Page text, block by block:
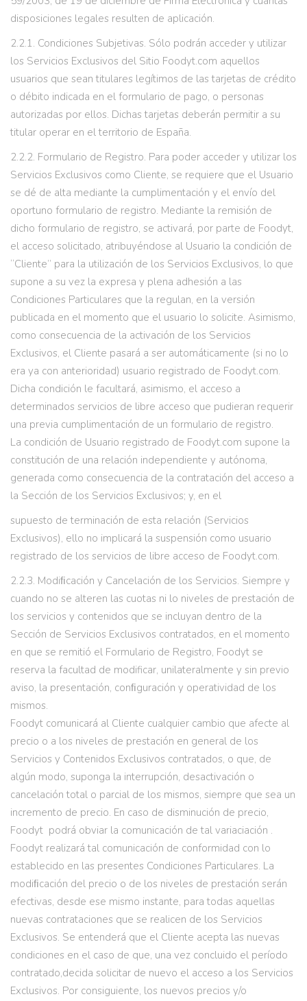
disposiciones legales resulten de aplicación.
2.2.1. Condiciones Subjetivas. Sólo podrán acceder y utilizar
los Servicios Exclusivos del Sitio Foodyt.com aquellos
usuarios que sean titulares legítimos de las tarjetas de crédito
o débito indicada en el formulario de pago, o personas
autorizadas por ellos. Dichas tarjetas deberán permitir a su
titular operar en el territorio de España.
2.2.2. Formulario de Registro. Para poder acceder y utilizar los
Servicios Exclusivos como Cliente, se requiere que el Usuario
se dé de alta mediante la cumplimentación y el envío del
oportuno formulario de registro. Mediante la remisión de
dicho formulario de registro, se activará, por parte de Foodyt,
el acceso solicitado, atribuyéndose al Usuario la condición de
“Cliente” para la utilización de los Servicios Exclusivos, lo que
supone a su vez la expresa y plena adhesión a las
Condiciones Particulares que la regulan, en la versión
publicada en el momento que el usuario lo solicite. Asimismo,
como consecuencia de la activación de los Servicios
Exclusivos, el Cliente pasará a ser automáticamente (si no lo
era ya con anterioridad) usuario registrado de Foodyt.com.
Dicha condición le facultará, asimismo, el acceso a
determinados servicios de libre acceso que pudieran requerir
una previa cumplimentación de un formulario de registro.
La condición de Usuario registrado de Foodyt.com supone la
constitución de una relación independiente y autónoma,
generada como consecuencia de la contratación del acceso a
la Sección de los Servicios Exclusivos; y, en el
supuesto de terminación de esta relación (Servicios
Exclusivos), ello no implicará la suspensión como usuario
registrado de los servicios de libre acceso de Foodyt.com.
2.2.3. Modiﬁcación y Cancelación de los Servicios. Siempre y
cuando no se alteren las cuotas ni lo niveles de prestación de
los servicios y contenidos que se incluyan dentro de la
Sección de Servicios Exclusivos contratados, en el momento
en que se remitió el Formulario de Registro, Foodyt se
reserva la facultad de modificar, unilateralmente y sin previo
aviso, la presentación, conﬁguración y operatividad de los
mismos.
Foodyt comunicará al Cliente cualquier cambio que afecte al
precio o a los niveles de prestación en general de los
Servicios y Contenidos Exclusivos contratados, o que, de
algún modo, suponga la interrupción, desactivación o
cancelación total o parcial de los mismos, siempre que sea un
incremento de precio. En caso de disminución de precio,
Foodyt podrá obviar la comunicación de tal variaciación .
Foodyt realizará tal comunicación de conformidad con lo
establecido en las presentes Condiciones Particulares. La
modiﬁcación del precio o de los niveles de prestación serán
efectivas, desde ese mismo instante, para todas aquellas
nuevas contrataciones que se realicen de los Servicios
Exclusivos. Se entenderá que el Cliente acepta las nuevas
condiciones en el caso de que, una vez concluido el período
contratado,decida solicitar de nuevo el acceso a los Servicios
Exclusivos. Por consiguiente, los nuevos precios y/o